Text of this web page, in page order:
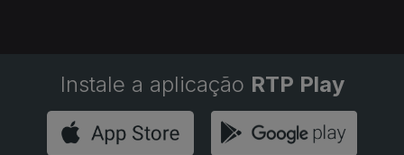
Instale a aplicação RTP Play